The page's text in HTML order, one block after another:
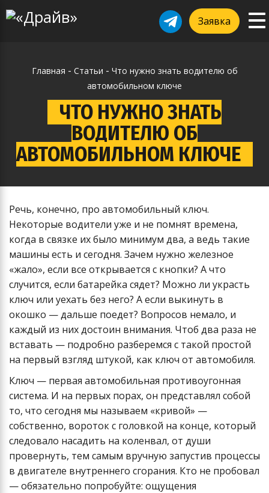
Заявка
Главная - Статьи - Что нужно знать водителю об
автомобильном ключе
ЧТО НУЖНО ЗНАТЬ
ВОДИТЕЛЮ ОБ
АВТОМОБИЛЬНОМ КЛЮЧЕ
Речь, конечно, про автомобильный ключ.
Некоторые водители уже и не помнят времена,
когда в связке их было минимум два, а ведь такие
машины есть и сегодня. Зачем нужно железное
«жало», если все открывается с кнопки? А что
случится, если батарейка сядет? Можно ли украсть
ключ или уехать без него? А если выкинуть в
окошко — дальше поедет? Вопросов немало, и
каждый из них достоин внимания. Чтоб два раза не
вставать — подробно разберемся с такой простой
на первый взгляд штукой, как ключ от автомобиля.
Ключ — первая автомобильная противоугонная
система. И на первых порах, он представлял собой
то, что сегодня мы называем «кривой» —
собственно, вороток с головкой на конце, который
следовало насадить на коленвал, от души
провернуть, тем самым вручную запустив процессы
в двигателе внутреннего сгорания. Кто не пробовал
— обязательно попробуйте: ощущения